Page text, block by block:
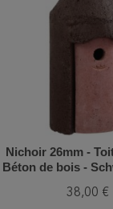
Nichoir 26mm -
Béton de bois -
38,00 €